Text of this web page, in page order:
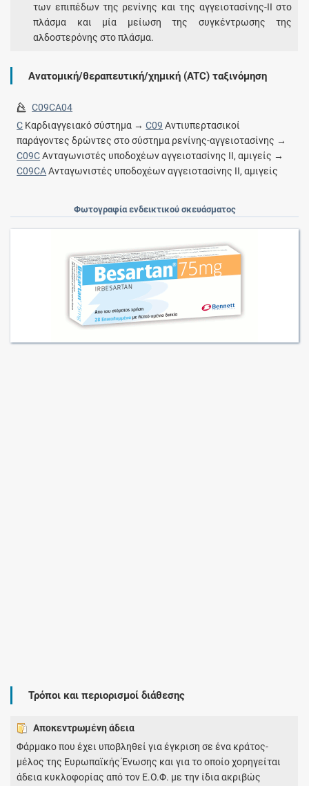
των επιπέδων της ρενίνης και της αγγειοτασίνης-II στο
πλάσμα και μία μείωση της συγκέντρωσης της
αλδοστερόνης στο πλάσμα.
Ανατομική/θεραπευτική/χημική (ATC) ταξινόμηση
C09CA04
C Καρδιαγγειακό σύστημα →C09 Αντιυπερτασικοί
παράγοντες δρώντες στο σύστημα ρενίνης-αγγειοτασίνης →
C09CΑνταγωνιστές υποδοχέων αγγειοτασίνης ΙΙ, αμιγείς →
C09CAΑνταγωνιστές υποδοχέων αγγειοτασίνης ΙΙ, αμιγείς
Φωτογραφία ενδεικτικού σκευάσματος
Τρόποι και περιορισμοί διάθεσης
Αποκεντρωμένη άδεια
Φάρμακο που έχει υποβληθεί για έγκριση σε ένα κράτος-
μέλος της Ευρωπαϊκής Ένωσης και για το οποίο χορηγείται
άδεια κυκλοφορίας από τον Ε.Ο.Φ. με την ίδια ακριβώς